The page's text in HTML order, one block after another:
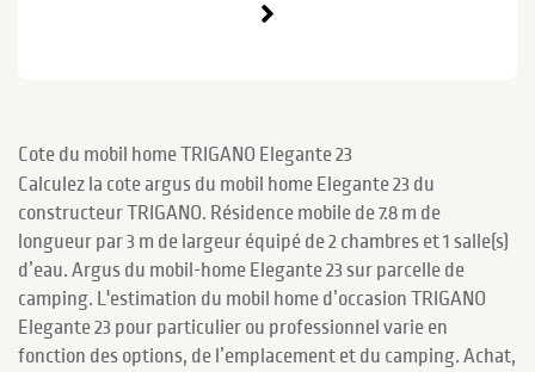
Cote du mobil home TRIGANO Elegante 23
Calculez la cote argus du mobil home Elegante 23 du
constructeur TRIGANO. Résidence mobile de 7.8 m de
longueur par 3 m de largeur équipé de 2 chambres et 1 salle(s)
d’eau. Argus du mobil-home Elegante 23 sur parcelle de
camping. L'estimation du mobil home d’occasion TRIGANO
Elegante 23 pour particulier ou professionnel varie en
fonction des options, de l’emplacement et du camping. Achat,